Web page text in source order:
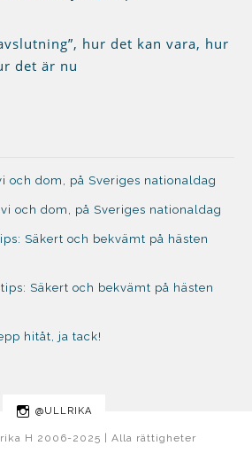
hur det kan vara, hur
det är nu
och dom, på Sveriges nationaldag
och dom, på Sveriges nationaldag
Säkert och bekvämt på hästen
Säkert och bekvämt på hästen
hitåt, ja tack!
@ULLRIKA
H 2006-2025 | Alla rättigheter